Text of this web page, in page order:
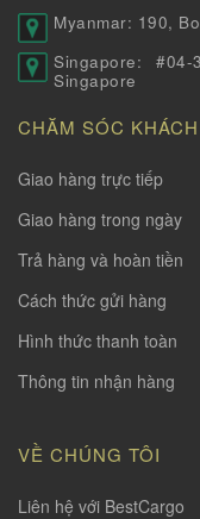
Myanmar: 190,
Singapore:
Singapore
CHĂM SÓC
Giao hàng trực tiếp
Giao hàng trong ngày
Trả hàng và hoàn tiền
Cách thức gửi hàng
Hình thức thanh toàn
Thông tin nhận hàng
VỀ CHÚNG TÔI
Liên hệ với BestCargo